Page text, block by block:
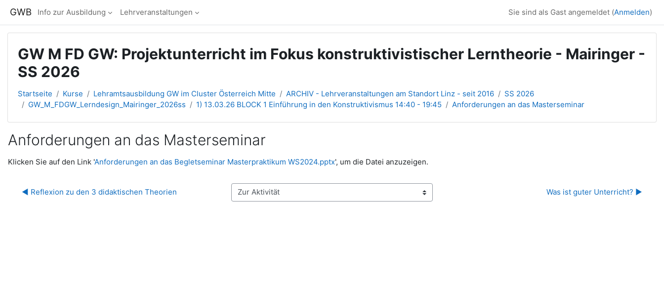
GWB Info zur Ausbildung Lehrveranstaltungen Sie sind als Gast angemeldet (Anmelden)
GW M FD GW: Projektunterricht im Fokus konstruktivistischer Lerntheorie - Mairinger -
SS 2026
Startseite Kurse Lehramtsausbildung GW im Cluster Österreich Mitte ARCHIV - Lehrveranstaltungen am Standort Linz - seit 2016
SS 2026
GW_M_FDGW_Lerndesign_Mairinger_2026ss
1) 13.03.26 BLOCK 1 Einführung in den Konstruktivismus 14:40 - 19:45 Anforderungen an das Masterseminar
Anforderungen an das Masterseminar
Abschlussbedingungen
Klicken Sie auf den Link 'Anforderungen an das Begletseminar Masterpraktikum WS2024.pptx', um die Datei anzuzeigen.
◀︎ Reflexion zu den 3 didaktischen Theorien Zur Aktivität Was ist guter Unterricht? ▶︎